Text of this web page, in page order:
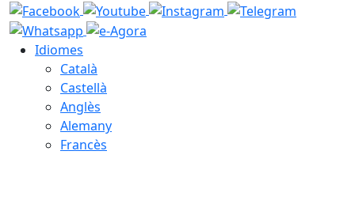
Idiomes
Català
Castellà
Anglès
Alemany
Francès